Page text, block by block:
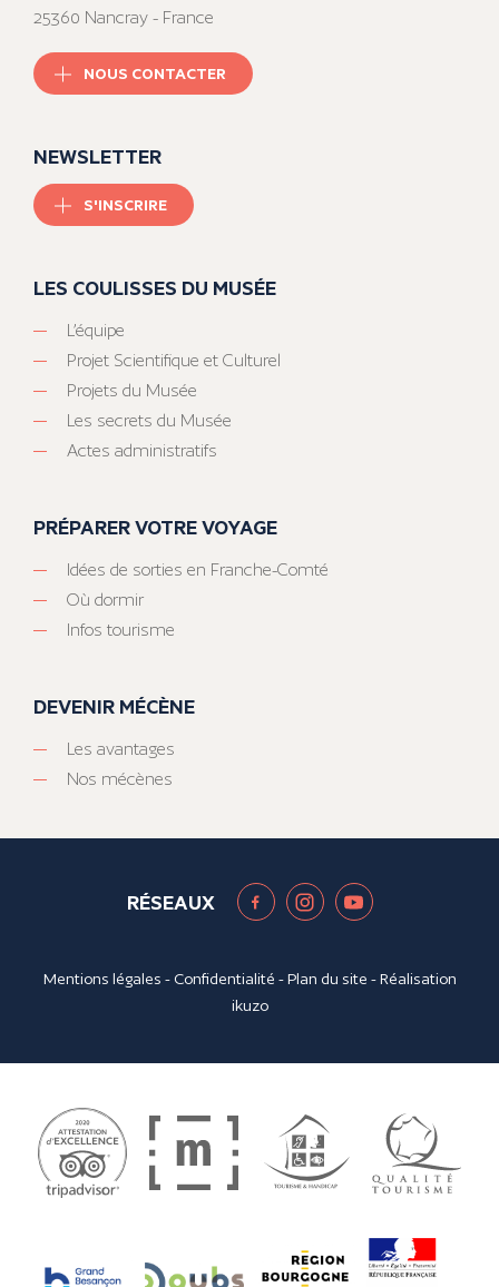
25360 Nancray - France
NOUS CONTACTER
NEWSLETTER
S'INSCRIRE
LES COULISSES DU MUSÉE
L’équipe
Projet Scientifique et Culturel
Projets du Musée
Les secrets du Musée
Actes administratifs
PRÉPARER VOTRE VOYAGE
Idées de sorties en Franche-Comté
Où dormir
Infos tourisme
DEVENIR MÉCÈNE
Les avantages
Nos mécènes
RÉSEAUX
Mentions légales - Confidentialité -Plan du site - Réalisation
ikuzo